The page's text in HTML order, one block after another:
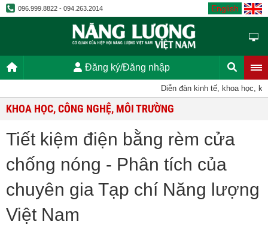
096.999.8822 - 094.263.2014 English
Đăng ký/Đăng nhập
Diễn đàn kinh tế, khoa học, kỹ
KHOA HỌC, CÔNG NGHỆ, MÔI TRƯỜNG
Tiết kiệm điện bằng rèm cửa
chống nóng - Phân tích của
chuyên gia Tạp chí Năng lượng
Việt Nam